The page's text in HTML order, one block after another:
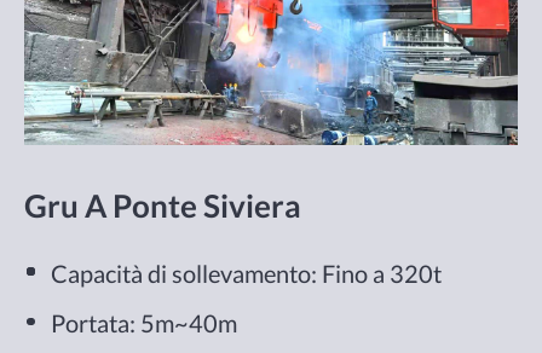
Gru A Ponte Siviera
Capacità di sollevamento: Fino a 320t
Portata: 5m~40m